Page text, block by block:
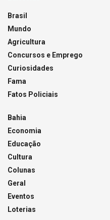
Brasil
Mundo
Agricultura
Concursos e Emprego
Curiosidades
Fama
Fatos Policiais
Bahia
Economia
Educação
Cultura
Colunas
Geral
Eventos
Loterias